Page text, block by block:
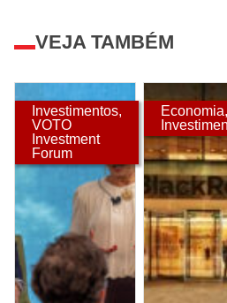
VEJA TAMBÉM
Investimentos,
VOTO
Investment
Forum
Economia,